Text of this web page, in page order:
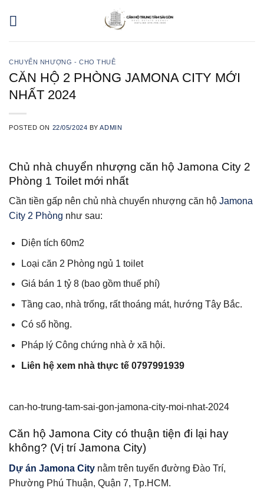
CHUYỂN NHƯỢNG - CHO THUÊ
CĂN HỘ 2 PHÒNG JAMONA CITY MỚI
NHẤT 2024
POSTED ON 22/05/2024 BYADMIN
Chủ nhà chuyển nhượng căn hộ Jamona City 2
Phòng 1 Toilet mới nhất
Cần tiền gấp nên chủ nhà chuyển nhượng căn hộ Jamona
City 2 Phòng như sau:
Diện tích 60m2
Loại căn 2 Phòng ngủ 1 toilet
Giá bán 1 tỷ 8 (bao gồm thuế phí)
Tầng cao, nhà trống, rất thoáng mát, hướng Tây Bắc.
Có sổ hồng.
Pháp lý Công chứng nhà ở xã hội.
Liên hệ xem nhà thực tế 0797991939
can-ho-trung-tam-sai-gon-jamona-city-moi-nhat-2024
Căn hộ Jamona City có thuận tiện đi lại hay
không? (Vị trí Jamona City)
Dự án Jamona City nằm trên tuyến đường Đào Trí,
Phường Phú Thuận, Quận 7, Tp.HCM.